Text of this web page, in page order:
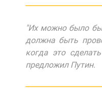
"Их можно было
должна быть
когда это
предложил Путин.